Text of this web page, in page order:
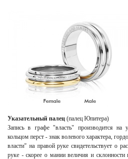
Указательный палец (палец Юпитера)
Запись в графе "власть" производится на
кольцом перст - знак волевого характера,
власти" на правой руке свидетельствует о
руке - скорее о мании величия и склонности